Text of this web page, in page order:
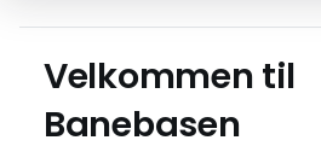
Velkommen til
Banebasen